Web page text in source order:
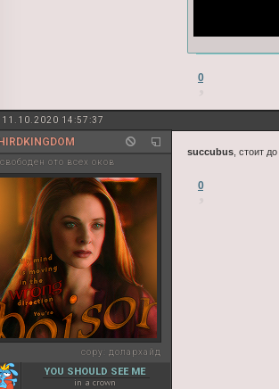
0
11.10.2020 14:57:37
ото всех оков
copy: долархайд
YOU SHOULD SEE ME
in a crown
succubus , стоит
0